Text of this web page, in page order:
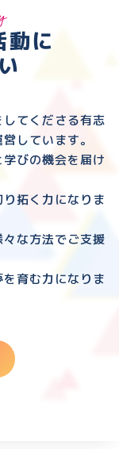
動に
てくださる有志
しています。
学びの機会を届け
拓く力になりま
な方法でご支援
育む力になりま